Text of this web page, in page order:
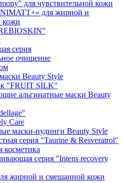
для чувствительной кожи
для жирной и
кожи
серия
очищение
Beauty Style
"FRUIT SILK"
альгинатные маски Beauty
Care
маски-пудинги Beauty Style
серия "Taurine & Resveratrol"
косметика
серия "Intens recovery
жирной и смешанной кожи